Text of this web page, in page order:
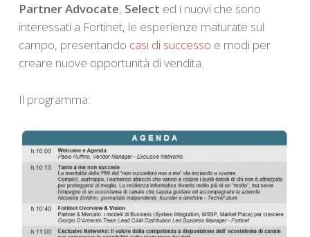
Partner Advocate, Select ed i nuovi che sono
interessati a Fortinet, le esperienze maturate sul
campo, presentando casi di successo e modi per
creare nuove opportunità di vendita.
Il programma: